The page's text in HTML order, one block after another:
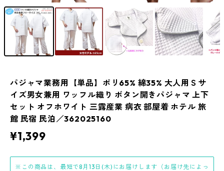
パジャマ業務用【単品】ポリ65% 綿35% 大人用Ｓサ
イズ男女兼用 ワッフル織り ボタン開きパジャマ 上下
セット オフホワイト 三露産業 病衣 部屋着 ホテル 旅
館 民宿 民泊／362025160
¥1,399
※この商品は、最短で8月13日(木)にお届けします（お届け先によっ